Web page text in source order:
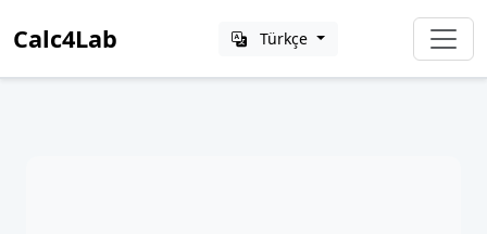
Calc4Lab Türkçe